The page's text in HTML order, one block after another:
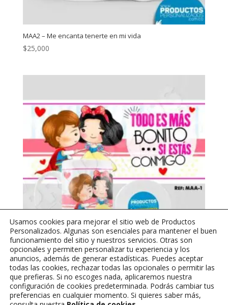
MAA2 – Me encanta tenerte en mi vida
$25,000
MAA-1 – Todo es mas bonito si estas con migo
$25,000
Usamos cookies para mejorar el sitio web de Productos
Personalizados. Algunas son esenciales para mantener el buen
funcionamiento del sitio y nuestros servicios. Otras son
opcionales y permiten personalizar tu experiencia y los
anuncios, además de generar estadísticas. Puedes aceptar
todas las cookies, rechazar todas las opcionales o permitir las
que prefieras. Si no escoges nada, aplicaremos nuestra
configuración de cookies predeterminada. Podrás cambiar tus
preferencias en cualquier momento. Si quieres saber más,